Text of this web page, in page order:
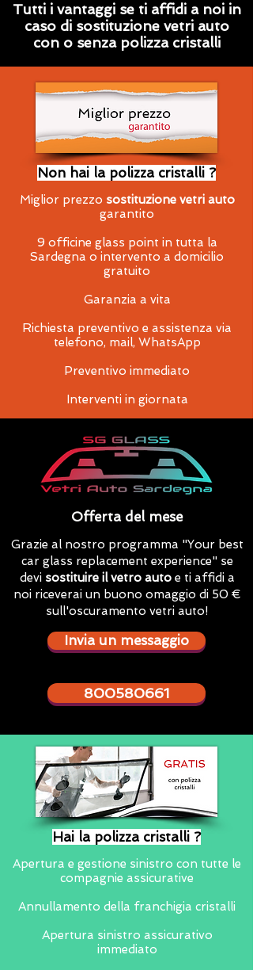
Tutti i vantaggi se ti affidi a noi in
caso di sostituzione vetri auto
con o senza polizza cristalli
Non hai la polizza cristalli ?
Miglior prezzo sostituzione vetri auto
garantito
9 officine glass point in tutta la
Sardegna o intervento a domicilio
gratuito
Garanzia a vita
Richiesta preventivo e assistenza via
telefono, mail, WhatsApp
Preventivo immediato
Interventi in giornata
Offerta del mese
Grazie al nostro programma "Your best
car glass replacement experience" se
devi sostituire il vetro autoe ti affidi a
noi riceverai un buono omaggio di 50 €
sull'oscuramento vetri auto!
Invia un messaggio
800580661
Hai la polizza cristalli ?
Apertura e gestione sinistro con tutte le
compagnie assicurative
Annullamento della franchigia cristalli
Apertura sinistro assicurativo
immediato